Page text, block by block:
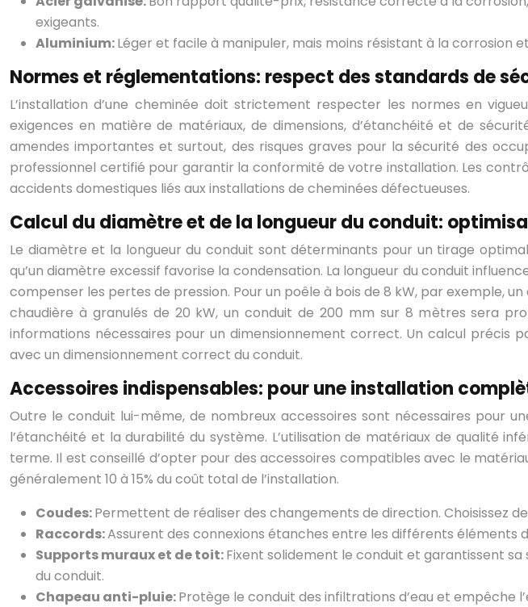
exigeants.
Aluminium:Léger et facile à manipuler, mais moins résistant à la
Normes et réglementations: respect des standards de
L’installation d’une cheminée doit strictement respecter les normes en
exigences en matière de matériaux, de dimensions, d’étanchéité et de
amendes importantes et surtout, des risques graves pour la sécurité des
professionnel certifié pour garantir la conformité de votre installation. Les
accidents domestiques liés aux installations de cheminées défectueuses.
Calcul du diamètre et de la longueur du conduit:
Le diamètre et la longueur du conduit sont déterminants pour un tirage
qu’un diamètre excessif favorise la condensation. La longueur du conduit
compenser les pertes de pression. Pour un poêle à bois de 8 kW, par exemple,
chaudière à granulés de 20 kW, un conduit de 200 mm sur 8 mètres sera
informations nécessaires pour un dimensionnement correct. Un calcul précis
avec un dimensionnement correct du conduit.
Accessoires indispensables: pour une installation
Outre le conduit lui-même, de nombreux accessoires sont nécessaires pour
l’étanchéité et la durabilité du système. L’utilisation de matériaux de qualité
terme. Il est conseillé d’opter pour des accessoires compatibles avec le
généralement 10 à 15% du coût total de l’installation.
Coudes:Permettent de réaliser des changements de direction. Choisissez
Raccords:Assurent des connexions étanches entre les différents éléments
Supports muraux et de toit:Fixent solidement le conduit et garantissent
du conduit.
Chapeau anti-pluie:Protège le conduit des infiltrations d’eau et empêche